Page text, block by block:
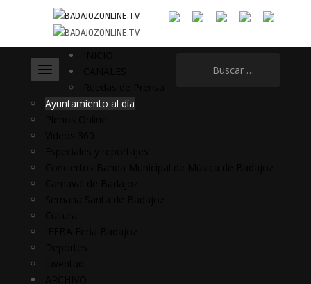
Ayuntamiento al día